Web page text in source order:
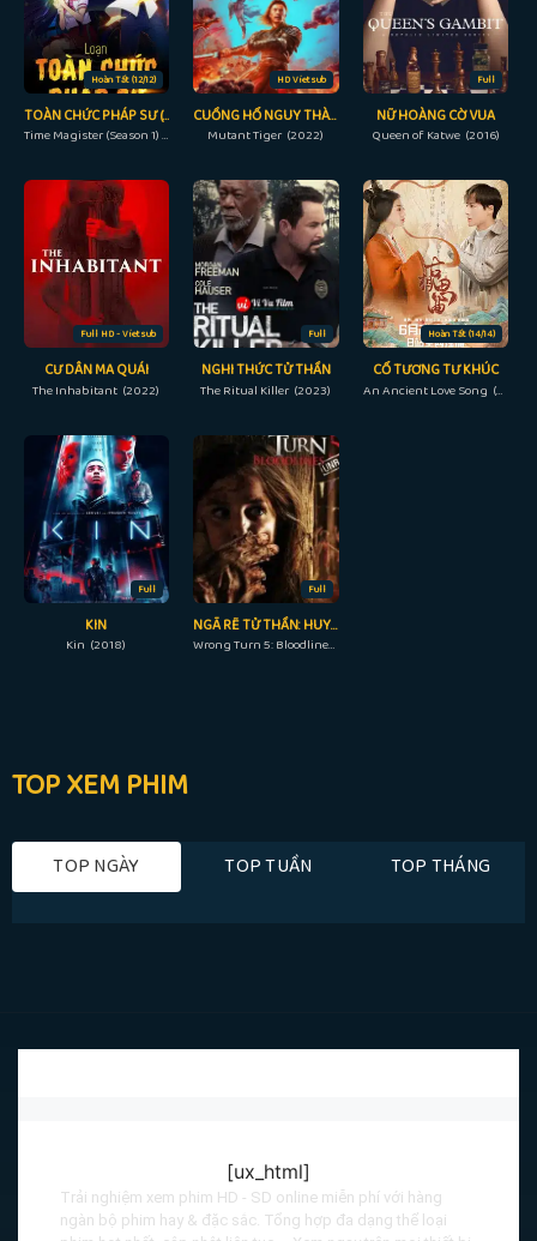
Hoàn Tất (12/12)
TOÀN CHỨC PHÁP SƯ (PHẦN 1)
Time Magister (Season 1) (2016)
HD Vietsub
CUỒNG HỔ NGUY THÀNH
Mutant Tiger (2022)
Full
NỮ HOÀNG CỜ VUA
Queen of Katwe (2016)
Full HD - Vietsub
CƯ DÂN MA QUÁI
The Inhabitant (2022)
Full
NGHI THỨC TỬ THẦN
The Ritual Killer (2023)
Hoàn Tất (14/14)
CỔ TƯƠNG TƯ KHÚC
An Ancient Love Song (2023)
Full
KIN
Kin (2018)
Full
NGÃ RẼ TỬ THẦN: HUYẾT THỐNG
Wrong Turn 5: Bloodlines (2012)
TOP XEM PHIM
TOP NGÀY TOP TUẦN TOP THÁNG